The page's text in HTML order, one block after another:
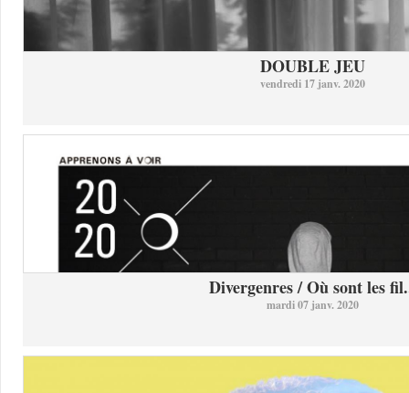
DOUBLE JEU
vendredi 17 janv. 2020
Divergenres / Où sont les
mardi 07 janv. 2020